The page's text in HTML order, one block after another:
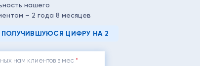
нашего
– 2 года 8 месяцев
ЦИФРУ НА 2
нам клиентов в мес *